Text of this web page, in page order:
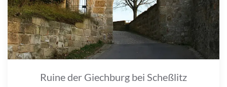
Ruine der Giechburg bei Scheßlitz